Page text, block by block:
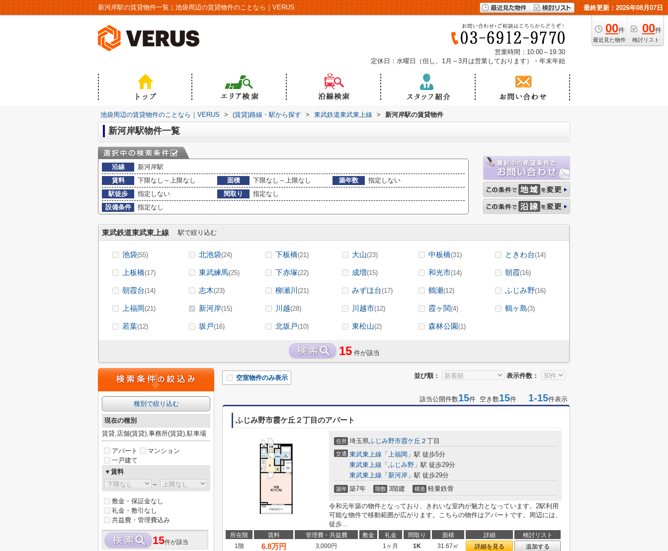
新河岸駅の賃貸物件一覧｜池袋周辺の賃貸物件のことなら｜VERUS 最終更新：2026年08月07日
00件
最近見た物件
00件
検討リスト
営業時間：10:00～19:30
定休日：水曜日（但し、1月～3月は営業しております）・年末年始
池袋周辺の賃貸物件のことなら｜VERUS > (賃貸)路線・駅から探す > 東武鉄道東武東上線 > 新河岸駅の賃貸物件
新河岸駅物件一覧
沿線
新河岸駅
賃料
下限なし～上限なし 面積 下限なし～上限なし 築年数
指定しない
駅徒歩
指定しない 間取り
指定なし
設備条件
指定なし
東武鉄道東武東上線 駅で絞り込む
池袋(55) 北池袋(24) 下板橋(21) 大山(23) 中板橋(31) ときわ台(14)
上板橋(17) 東武練馬(25) 下赤塚(22) 成増(15) 和光市(14) 朝霞(16)
朝霞台(14) 志木(23) 柳瀬川 (21) みずほ台(17) 鶴瀬(12) ふじみ野(16)
上福岡(21) 新河岸(15) 川越(28) 川越市(12) 霞ヶ関(4) 鶴ヶ島(3)
若葉(12) 坂戸(16) 北坂戸(10) 東松山(2) 森林公園(1)
15 件が該当
並び順： 表示件数：
空室物件のみ表示
該当公開件数15件 空き数15件 1-15件表示
ふじみ野市霞ケ丘２丁目のアパート
住所 埼玉県ふじみ野市霞ケ丘 ２丁目
交通 東武東上線 「 上福岡 」駅 徒歩5分
東武東上線 「 ふじみ野 」駅 徒歩29分
東武東上線 「 新河岸 」駅 徒歩29分
築年 築7年 階数 3階建 構造 軽量鉄骨
令和元年築の物件となっており、きれいな室内が魅力となっています。2駅利用
可能な物件で移動範囲が広がります。こちらの物件はアパートです。周辺には、
徒歩...
所在階 賃料 管理費・共益費 敷金 礼金 間取り 面積 詳細
検討リスト
1階
6.8万円 3,000円 1ヶ月 1K 31.67㎡ 詳細を見る 追加する
種別で絞り込む
現在の種別
賃貸,店舗(賃貸),事務所(賃貸),駐車場
アパート
マンション
一戸建て
▼賃料
～
敷金・保証金なし
礼金・敷引なし
共益費・管理費込み
15件が該当